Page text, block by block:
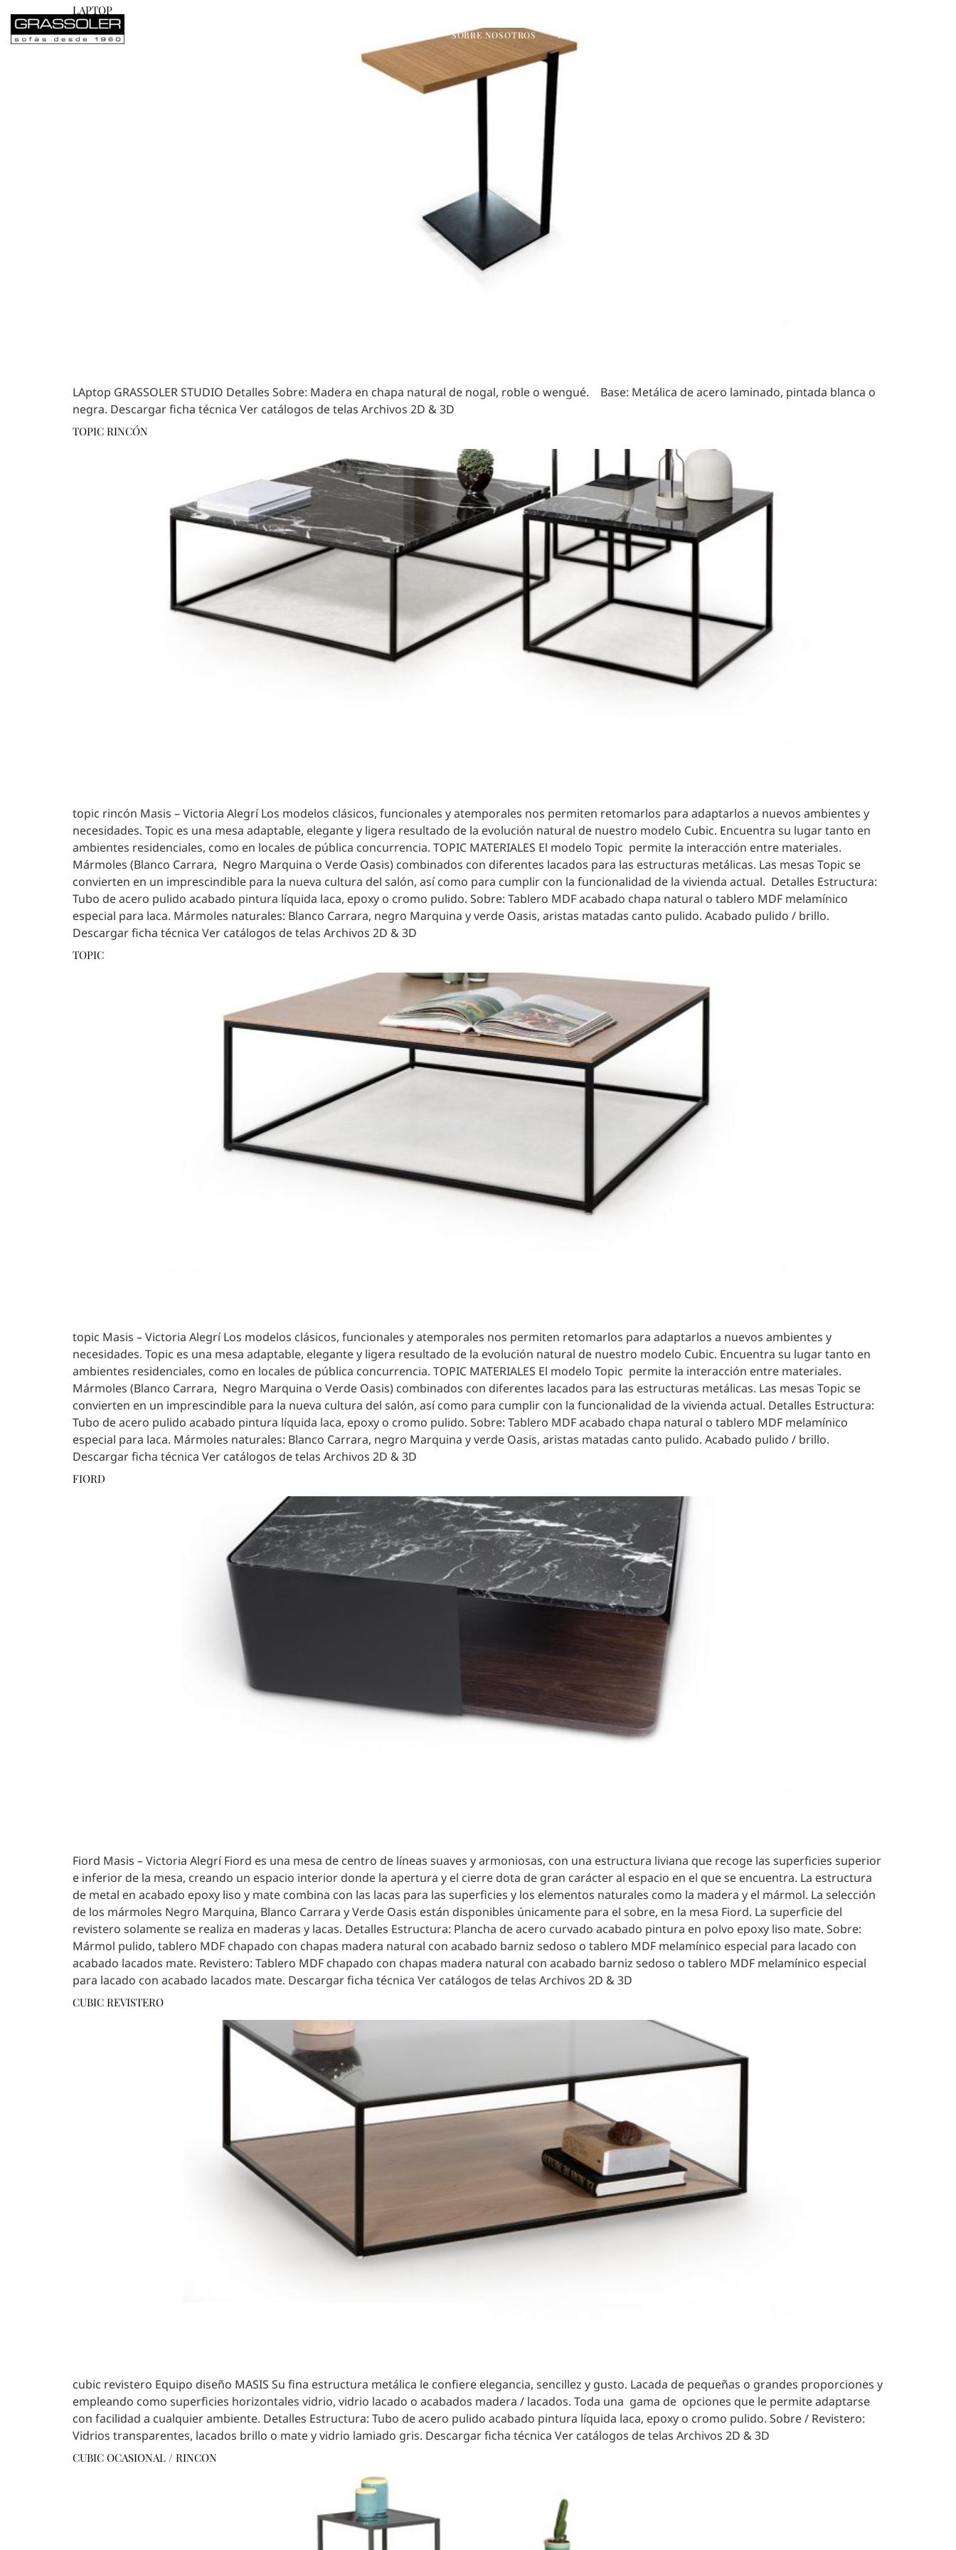
SOBRE NOSOTROS DESCARGAS
LAPTOP
LAptop GRASSOLER STUDIO Detalles Sobre: Madera en chapa natural de nogal, roble o wengué. Base: Metálica de acero laminado, pintada blanca o
negra. Descargar ficha técnica Ver catálogos de telas Archivos 2D & 3D
TOPIC RINCÓN
topic rincón Masis – Victoria Alegrí Los modelos clásicos, funcionales y atemporales nos permiten retomarlos para adaptarlos a nuevos ambientes y
necesidades. Topic es una mesa adaptable, elegante y ligera resultado de la evolución natural de nuestro modelo Cubic. Encuentra su lugar tanto en
ambientes residenciales, como en locales de pública concurrencia. TOPIC MATERIALES El modelo Topic permite la interacción entre materiales.
Mármoles (Blanco Carrara, Negro Marquina o Verde Oasis) combinados con diferentes lacados para las estructuras metálicas. Las mesas Topic se
convierten en un imprescindible para la nueva cultura del salón, así como para cumplir con la funcionalidad de la vivienda actual. Detalles Estructura:
Tubo de acero pulido acabado pintura líquida laca, epoxy o cromo pulido. Sobre: Tablero MDF acabado chapa natural o tablero MDF melamínico
especial para laca. Mármoles naturales: Blanco Carrara, negro Marquina y verde Oasis, aristas matadas canto pulido. Acabado pulido / brillo.
Descargar ficha técnica Ver catálogos de telas Archivos 2D & 3D
TOPIC
topic Masis – Victoria Alegrí Los modelos clásicos, funcionales y atemporales nos permiten retomarlos para adaptarlos a nuevos ambientes y
necesidades. Topic es una mesa adaptable, elegante y ligera resultado de la evolución natural de nuestro modelo Cubic. Encuentra su lugar tanto en
ambientes residenciales, como en locales de pública concurrencia. TOPIC MATERIALES El modelo Topic permite la interacción entre materiales.
Mármoles (Blanco Carrara, Negro Marquina o Verde Oasis) combinados con diferentes lacados para las estructuras metálicas. Las mesas Topic se
convierten en un imprescindible para la nueva cultura del salón, así como para cumplir con la funcionalidad de la vivienda actual. Detalles Estructura:
Tubo de acero pulido acabado pintura líquida laca, epoxy o cromo pulido. Sobre: Tablero MDF acabado chapa natural o tablero MDF melamínico
especial para laca. Mármoles naturales: Blanco Carrara, negro Marquina y verde Oasis, aristas matadas canto pulido. Acabado pulido / brillo.
Descargar ficha técnica Ver catálogos de telas Archivos 2D & 3D
FIORD
Fiord Masis – Victoria Alegrí Fiord es una mesa de centro de líneas suaves y armoniosas, con una estructura liviana que recoge las superficies superior
e inferior de la mesa, creando un espacio interior donde la apertura y el cierre dota de gran carácter al espacio en el que se encuentra. La estructura
de metal en acabado epoxy liso y mate combina con las lacas para las superficies y los elementos naturales como la madera y el mármol. La selección
de los mármoles Negro Marquina, Blanco Carrara y Verde Oasis están disponibles únicamente para el sobre, en la mesa Fiord. La superficie del
revistero solamente se realiza en maderas y lacas. Detalles Estructura: Plancha de acero curvado acabado pintura en polvo epoxy liso mate. Sobre:
Mármol pulido, tablero MDF chapado con chapas madera natural con acabado barniz sedoso o tablero MDF melamínico especial para lacado con
acabado lacados mate. Revistero: Tablero MDF chapado con chapas madera natural con acabado barniz sedoso o tablero MDF melamínico especial
para lacado con acabado lacados mate. Descargar ficha técnica Ver catálogos de telas Archivos 2D & 3D
CUBIC REVISTERO
cubic revistero Equipo diseño MASIS Su fina estructura metálica le confiere elegancia, sencillez y gusto. Lacada de pequeñas o grandes proporciones y
empleando como superficies horizontales vidrio, vidrio lacado o acabados madera / lacados. Toda una gama de opciones que le permite adaptarse
con facilidad a cualquier ambiente. Detalles Estructura: Tubo de acero pulido acabado pintura líquida laca, epoxy o cromo pulido. Sobre / Revistero:
Vidrios transparentes, lacados brillo o mate y vidrio lamiado gris. Descargar ficha técnica Ver catálogos de telas Archivos 2D & 3D
CUBIC OCASIONAL / RINCON